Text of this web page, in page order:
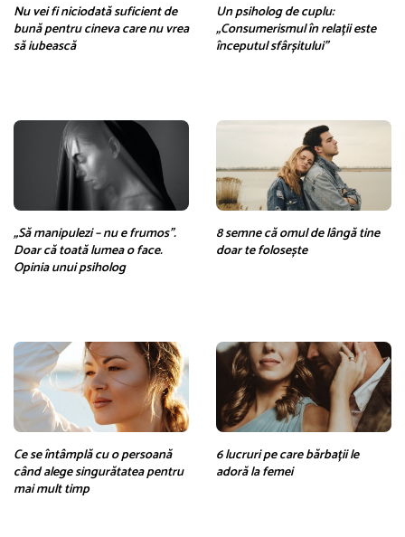
Nu vei fi niciodată suficient de
bună pentru cineva care nu vrea
să iubească
Un psiholog de cuplu:
„Consumerismul în relații este
începutul sfârșitului”
„Să manipulezi – nu e frumos”.
Doar că toată lumea o face.
Opinia unui psiholog
8 semne că omul de lângă tine
doar te folosește
Ce se întâmplă cu o persoană
când alege singurătatea pentru
mai mult timp
6 lucruri pe care bărbații le
adoră la femei